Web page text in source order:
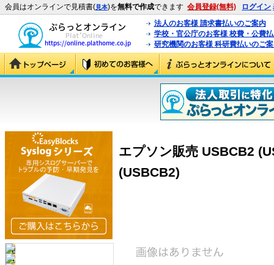
会員はオンラインで見積書(見本)を無料で作成できます 会員登録(無料) ログイン
法人のお客様 請求書払いのご案内
学校・官公庁のお客様 校費・公費
研究機関のお客様 科研費払いのご
エプソン販売 USBCB2
(USBCB2)